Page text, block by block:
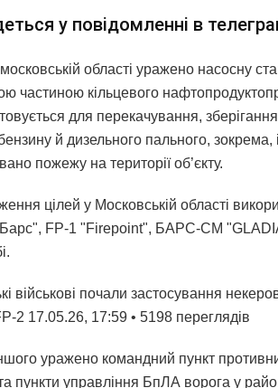
у повідомленні в
області уражено насосну
частиною кільцевого
для перекачування,
й дизельного пального, зокрема,
пожежу на території об’єкту.
цілей у Московській області
FP-1 "Firepoint", БАРС-СМ
військові почали застосування
2 17.05.26, 17:59 • 5198 переглядiв
уражено командний пункт
пункти управління БпЛА ворога у